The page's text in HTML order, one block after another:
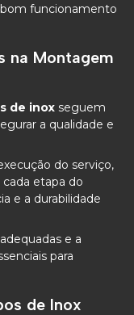
funcionamento
na Montagem
de inox seguem
a qualidade e
do serviço,
cada etapa do
e a durabilidade
e a
para
de Inox